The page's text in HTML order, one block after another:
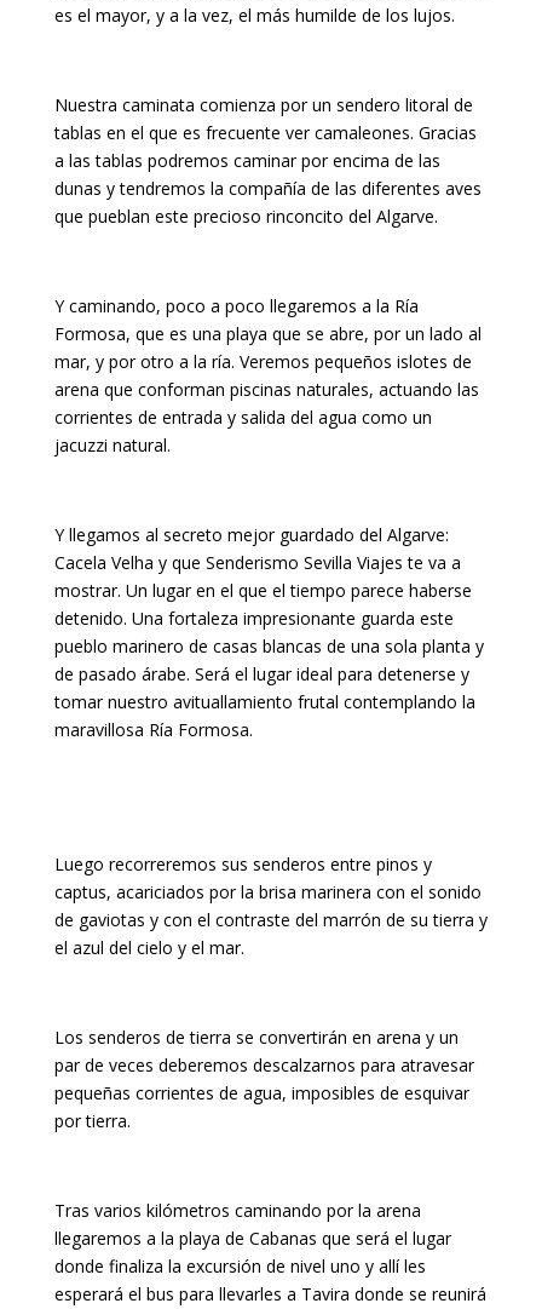
es el mayor, y a la vez, el más humilde de los lujos.
Nuestra caminata comienza por un sendero litoral de
tablas en el que es frecuente ver camaleones. Gracias
a las tablas podremos caminar por encima de las
dunas y tendremos la compañía de las diferentes aves
que pueblan este precioso rinconcito del Algarve.
Y caminando, poco a poco llegaremos a la Ría
Formosa, que es una playa que se abre, por un lado al
mar, y por otro a la ría. Veremos pequeños islotes de
arena que conforman piscinas naturales, actuando las
corrientes de entrada y salida del agua como un
jacuzzi natural.
Y llegamos al secreto mejor guardado del Algarve:
Cacela Velha y que Senderismo Sevilla Viajes te va a
mostrar. Un lugar en el que el tiempo parece haberse
detenido. Una fortaleza impresionante guarda este
pueblo marinero de casas blancas de una sola planta y
de pasado árabe. Será el lugar ideal para detenerse y
tomar nuestro avituallamiento frutal contemplando la
maravillosa Ría Formosa.
Luego recorreremos sus senderos entre pinos y
captus, acariciados por la brisa marinera con el sonido
de gaviotas y con el contraste del marrón de su tierra y
el azul del cielo y el mar.
Los senderos de tierra se convertirán en arena y un
par de veces deberemos descalzarnos para atravesar
pequeñas corrientes de agua, imposibles de esquivar
por tierra.
Tras varios kilómetros caminando por la arena
llegaremos a la playa de Cabanas que será el lugar
donde finaliza la excursión de nivel uno y allí les
esperará el bus para llevarles a Tavira donde se reunirá